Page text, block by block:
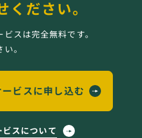
ください。
スは完全無料です。
。
ビスに申し込む
スについて